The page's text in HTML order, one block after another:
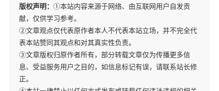
版权声明： ①本站内容来源于网络、由互联网用户自发贡
献，仅供学习参考。
②文章观点仅代表原作者本人不代表本站立场，并不完全代
表本站赞同其观点和对其真实性负责。
③文章版权归原作者所有，部分转载文章仅为传播更多信
息、受益服务用户之目的，如信息标记有误，请联系站长修
正。